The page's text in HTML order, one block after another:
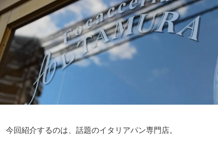
今回紹介するのは、話題のイタリアパン専門店。